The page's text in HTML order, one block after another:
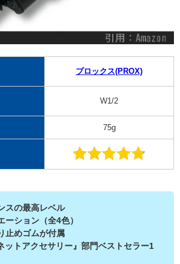
プロックス(PROX)
W1/2
75g
スの最高レベル
ーション（全4色）
止めゴムが付属
ットアクセサリー』部門ベストセラー1